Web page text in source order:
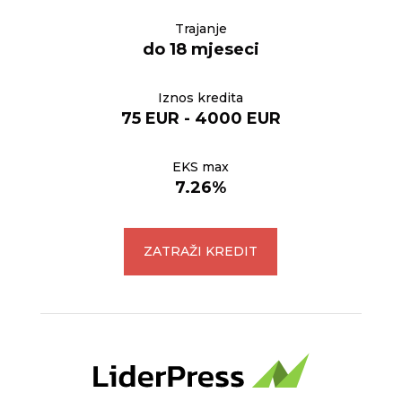
Trajanje
do 18 mjeseci
Iznos kredita
75 EUR - 4000 EUR
EKS max
7.26%
ZATRAŽI KREDIT